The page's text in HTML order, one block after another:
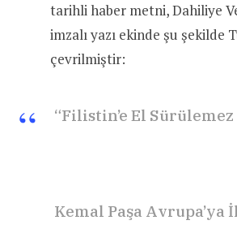
tarihli haber metni, Dahiliye
imzalı yazı ekinde şu şekilde
çevrilmiştir:
“Filistin’e El Sürülemez
Kemal Paşa Avrupa’ya